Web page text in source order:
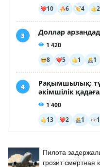
Пилота
грозит смертная